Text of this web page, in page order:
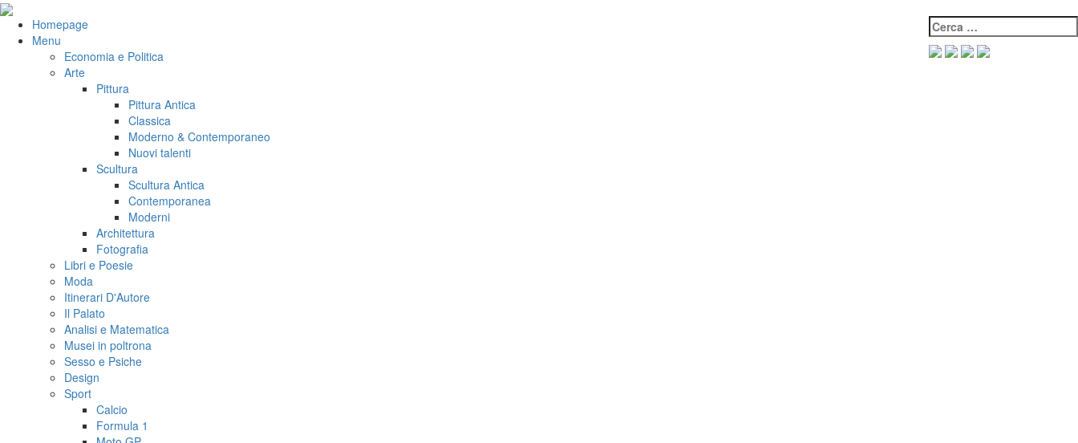
Salta
contenuto
VeniVidiVici Cerca:
Homepage
Menu
Economia e Politica
Arte
Pittura
Pittura Antica
Classica
Moderno & Contemporaneo
Nuovi talenti
Scultura
Scultura Antica
Contemporanea
Moderni
Architettura
Fotografia
Libri e Poesie
Moda
Itinerari D'Autore
Il Palato
Analisi e Matematica
Musei in poltrona
Sesso e Psiche
Design
Sport
Calcio
Formula 1